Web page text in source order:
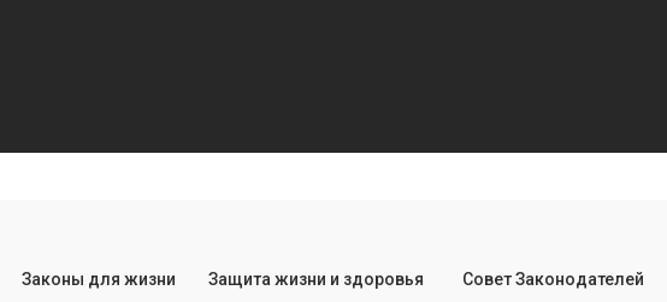
Законы для жизни
Защита жизни и здоровья
Совет Законодателей